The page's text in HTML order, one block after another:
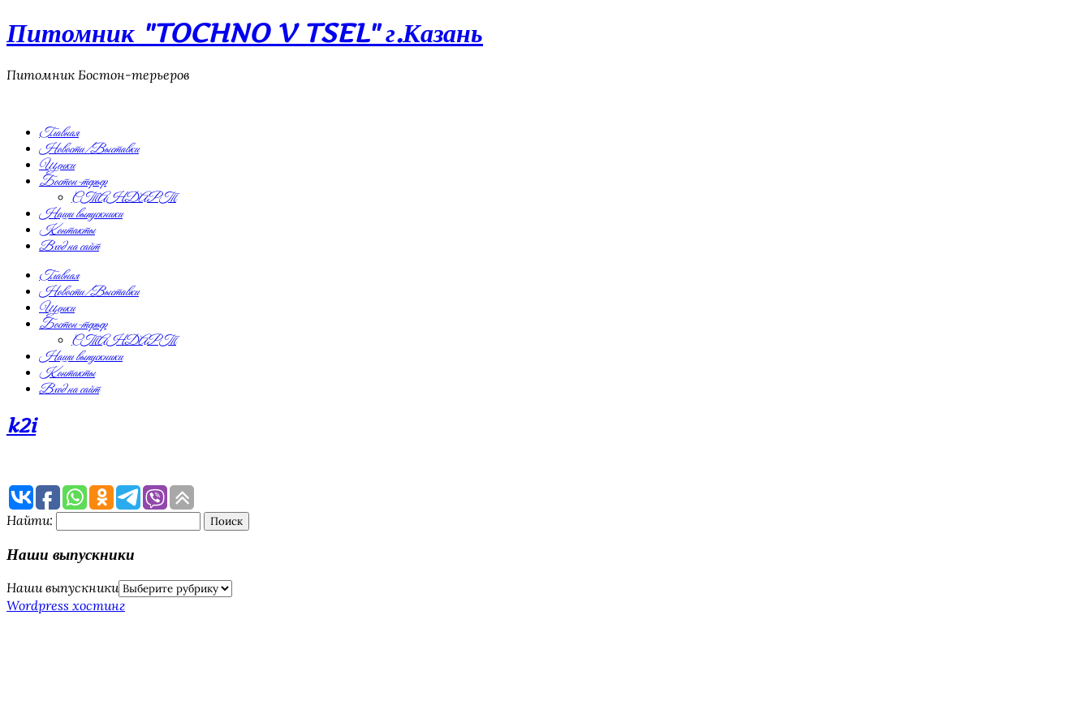
Питомник "TOCHNO V TSEL" г.Казань
Питомник Бостон-терьеров
Главная
Новости/Выставки
Щенки
Бостон-терьер
СТАНДАРТ
Наши выпускники
Контакты
Вход на сайт
Главная
Новости/Выставки
Щенки
Бостон-терьер
СТАНДАРТ
Наши выпускники
Контакты
Вход на сайт
k2i
Найти:
Наши выпускники
Наши выпускники
Wordpress хостинг